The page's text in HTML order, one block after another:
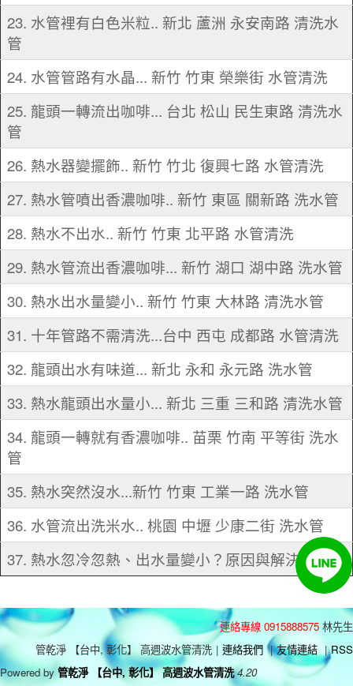
23. 水管裡有白色米粒.. 新北 蘆洲 永安南路 清洗水
管
24. 水管管路有水晶... 新竹 竹東 榮樂街 水管清洗
25. 龍頭一轉流出咖啡... 台北 松山 民生東路 清洗水
管
26. 熱水器變擺飾.. 新竹 竹北 復興七路 水管清洗
27. 熱水管噴出香濃咖啡.. 新竹 東區 關新路 洗水管
28. 熱水不出水.. 新竹 竹東 北平路 水管清洗
29. 熱水管流出香濃咖啡... 新竹 湖口 湖中路 洗水管
30. 熱水出水量變小.. 新竹 竹東 大林路 清洗水管
31. 十年管路不需清洗...台中 西屯 成都路 水管清洗
32. 龍頭出水有味道... 新北 永和 永元路 洗水管
33. 熱水龍頭出水量小... 新北 三重 三和路 清洗水管
34. 龍頭一轉就有香濃咖啡.. 苗栗 竹南 平等街 洗水
管
35. 熱水突然沒水...新竹 竹東 工業一路 洗水管
36. 水管流出洗米水.. 桃園 中壢 少康二街 洗水管
37. 熱水忽冷忽熱、出水量變小？原因與解決方案
連絡專線 0915888575 林先生
管乾淨 【台中, 彰化】 高週波水管清洗 | 連絡我們 | 友情連結 | RSS
Powered by 管乾淨 【台中, 彰化】 高週波水管清洗 4.20